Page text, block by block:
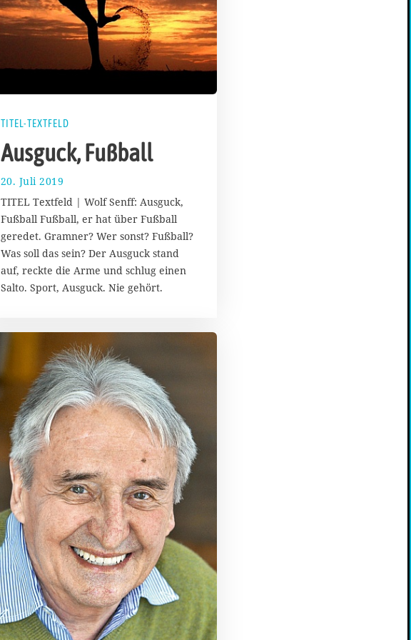
TITEL-TEXTFELD
Ausguck, Fußball
20. Juli 2019
2
.
J
u
l
i
2
0
TITEL Textfeld | Wolf Senff: Ausguck,
Fußball Fußball, er hat über Fußball
geredet. Gramner? Wer sonst? Fußball?
Was soll das sein? Der Ausguck stand
auf, reckte die Arme und schlug einen
Salto. Sport, Ausguck. Nie gehört.